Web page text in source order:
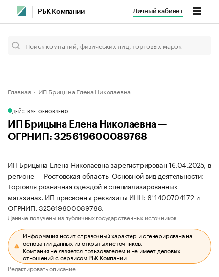
РБК Компании Личный кабинет
Главная ИП Брицына Елена Николаевна
ДЕЙСТВУЕТОБНОВЛЕНО
ИП Брицына Елена Николаевна —
ОГРНИП: 325619600089768
ИП Брицына Елена Николаевна зарегистрирован 16.04.2025, в
регионе — Ростовская область. Основной вид деятельности:
Торговля розничная одеждой в специализированных
магазинах. ИП присвоены реквизиты ИНН: 611400704172 и
ОГРНИП: 325619600089768.
Данные получены из публичных государственных источников.
Информация носит справочный характер и сгенерирована на
основании данных из открытых источников.
Компания не является пользователем и не имеет деловых
отношений с сервисом РБК Компании.
Редактировать описание